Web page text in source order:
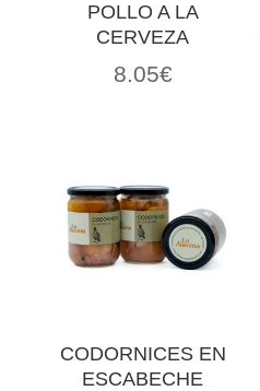
POLLO A LA
CERVEZA
8.05€
CODORNICES EN
ESCABECHE